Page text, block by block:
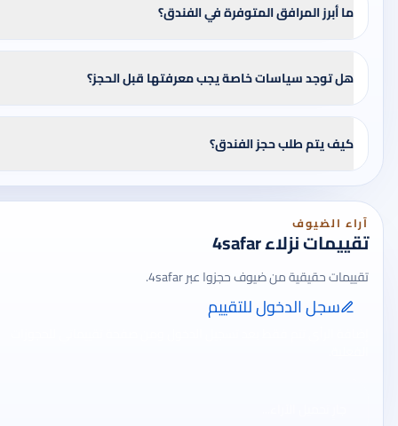
ما أبرز المرافق المتوفرة في الفندق؟
هل توجد سياسات خاصة يجب معرفتها قبل الحجز؟
كيف يتم طلب حجز الفندق؟
آراء الضيوف
تقييمات نزلاء 4safar
تقييمات حقيقية من ضيوف حجزوا عبر 4safar.
سجل الدخول للتقييم